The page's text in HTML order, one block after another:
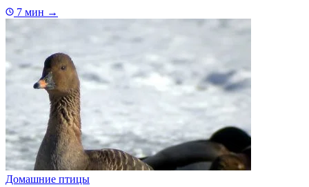
7 мин →
Домашние птицы